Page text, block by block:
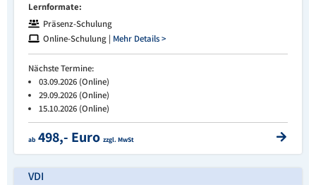
Lernformate:
Präsenz-Schulung
Online-Schulung | Mehr Details >
Nächste Termine:
03.09.2026 (Online)
29.09.2026 (Online)
15.10.2026 (Online)
ab 498,- Euro zzgl. MwSt
VDI